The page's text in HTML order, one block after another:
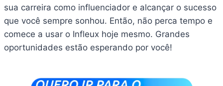
sua carreira como influenciador e alcançar o sucesso
que você sempre sonhou. Então, não perca tempo e
comece a usar o Infleux hoje mesmo. Grandes
oportunidades estão esperando por você!